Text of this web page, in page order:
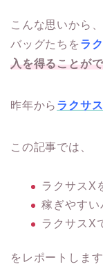
こんな思いから
バッグたちを ラ
入を得ることが
昨年から ラクサ
この記事では、
ラクサスX
稼ぎやす
ラクサスX
をレポートします